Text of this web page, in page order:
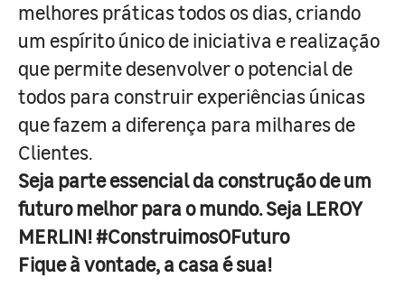
melhores práticas todos os dias, criando
um espírito único de iniciativa e realização
que permite desenvolver o potencial de
todos para construir experiências únicas
que fazem a diferença para milhares de
Clientes.
Seja parte essencial da construção de um
futuro melhor para o mundo. Seja LEROY
MERLIN! #ConstruimosOFuturo
Fique à vontade, a casa é sua!